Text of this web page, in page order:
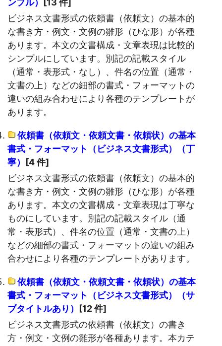
ンプル） [13 件]
ビジネス文書形式の依頼書（依頼文）の基本的
な書き方・例文・文例の雛形（ひな形）が各種
あります。本文の文書構成・文章表現は比較的
シンプルにしています。別記の記載スタイル
（通常・表形式・なし）、件名の位置（通常・
文書の上）などの細部の書式・フォーマットの
違いの組み合わせにより各種のテンプレートが
あります。
依頼書（依頼文・依頼文書・依頼状）の基本
書式・フォーマット（ビジネス文書形式）（丁
寧） [4 件]
ビジネス文書形式の依頼書（依頼文）の基本的
な書き方・例文・文例の雛形（ひな形）が各種
あります。本文の文書構成・文章表現は丁寧な
ものにしています。別記の記載スタイル（通
常・表形式）、件名の位置（通常・文書の上）
などの細部の書式・フォーマットの違いの組み
合わせにより各種のテンプレートがあります。
依頼書（依頼文・依頼文書・依頼状）の基本
書式・フォーマット（ビジネス文書形式）（サ
ブタイトルあり） [12 件]
ビジネス文書形式の依頼書（依頼文）の書き
方・例文・文例の雛形が各種あります。本カテ